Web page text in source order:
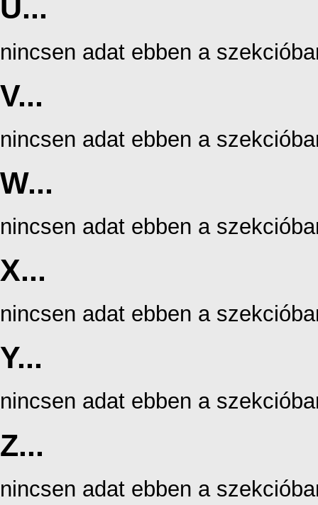
U...
nincsen adat ebben a
V...
nincsen adat ebben a
W...
nincsen adat ebben a
X...
nincsen adat ebben a
Y...
nincsen adat ebben a
Z...
nincsen adat ebben a